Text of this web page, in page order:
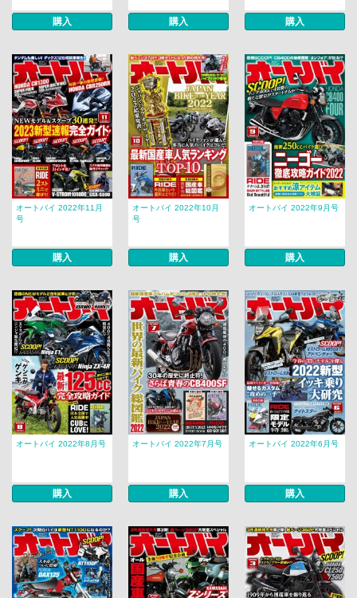
購入 購入 購入
オートバイ 2022年11月
号
購入
オートバイ 2022年10月
号
購入
オートバイ 2022年9月号
購入
オートバイ 2022年8月号
購入
オートバイ 2022年7月号
購入
オートバイ 2022年6月号
購入